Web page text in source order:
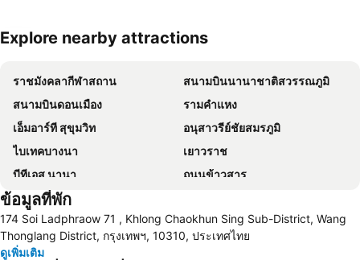
Explore nearby attractions
ราชมังคลากีฬาสถาน
สนามบินนานาชาติสวรรณภูมิ
สนามบินดอนเมือง
รามคำแหง
เอ็มอาร์ที สุขุมวิท
อนุสาวรีย์ชัยสมรภูมิ
ไบเทคบางนา
เยาวราช
บีทีเอส นานา
ถนนข้าวสาร
Suphachalasai Stadium
ล่องเรือแม่น้ำเจ้าพระยา และวัดอรุณ
สยามพารากอน
สยามสแควร์
มาบุญครอง
ข้อมูลที่พัก
174 Soi Ladphraow 71 , Khlong Chaokhun Sing Sub-District, Wang
Thonglang District, กรุงเทพฯ, 10310, ประเทศไทย
ดูเพิ่มเติม